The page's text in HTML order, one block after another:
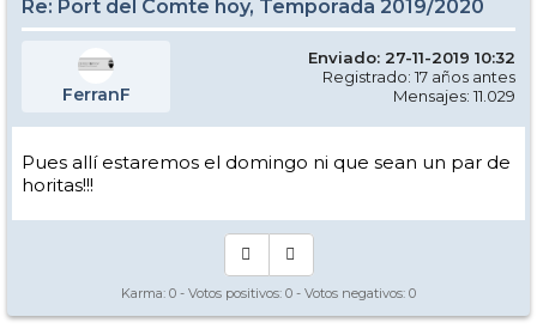
Re: Port del Comte hoy, Temporada 2019/2020
FerranF
Enviado: 27-11-2019 10:32
Registrado: 17 años antes
Mensajes: 11.029
Pues allí estaremos el domingo ni que sean un par de
horitas!!!
Karma: 0 - Votos positivos: 0 - Votos negativos: 0